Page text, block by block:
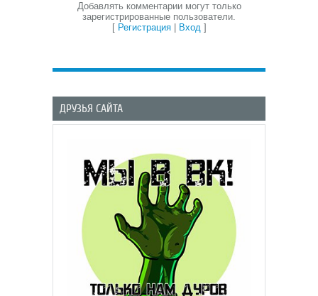
Добавлять комментарии могут только
зарегистрированные пользователи.
[ Регистрация| Вход]
ДРУЗЬЯ САЙТА